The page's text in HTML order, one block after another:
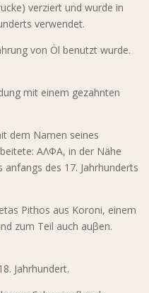
verziert und wurde in
verwendet.
von Öl benutzt wurde.
mit einem gezahnten
dem Namen seines
ΑΛΦΑ, in der Nähe
des 17. Jahrhunderts
Pithos aus Koroni, einem
zum Teil auch auβen.
Jahrhundert.